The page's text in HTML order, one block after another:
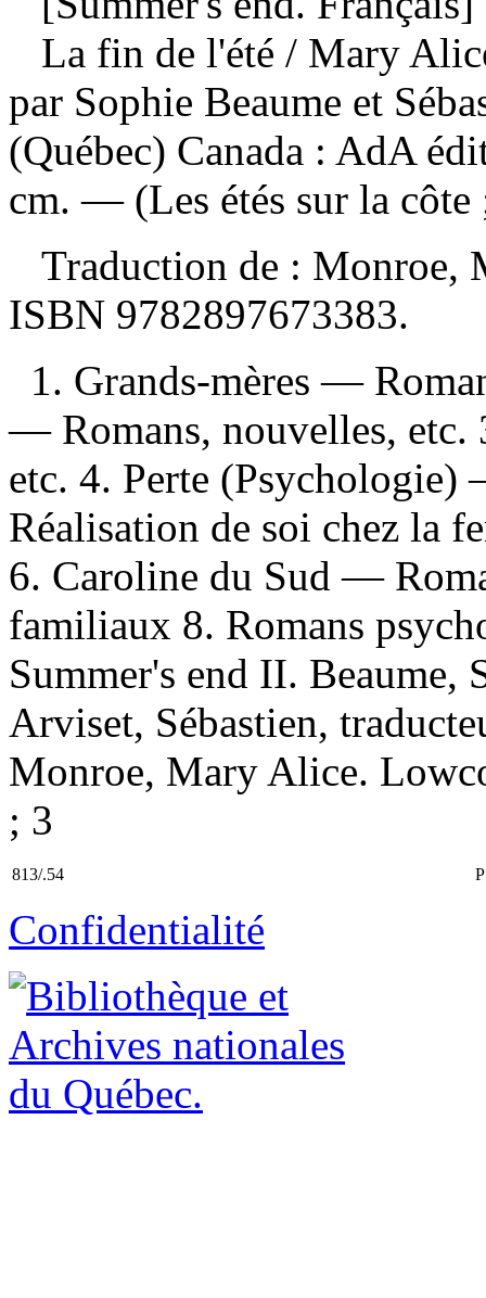
La fin de l'été / Mary
par Sophie Beaume et
(Québec) Canada : AdA
cm. — (Les étés sur la côte
Traduction de : Monroe,
ISBN 9782897673383.
1. Grands-mères —
— Romans, nouvelles,
etc. 4. Perte
Réalisation de soi chez la
6. Caroline du Sud —
familiaux 8. Romans
Summer's end II.
Arviset, Sébastien,
Monroe, Mary Alice.
; 3
813/.54
Confidentialité